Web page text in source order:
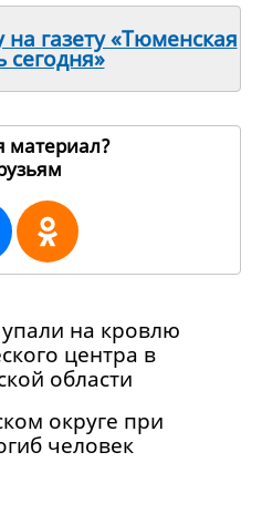
газету «Тюменская
сегодня»
материал?
на кровлю
центра в
области
округе при
человек